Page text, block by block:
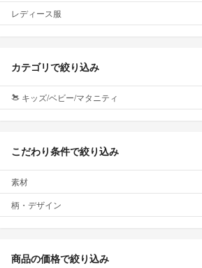
レディース服
カテゴリで絞り込み
キッズ/ベビー/マタニティ
こだわり条件で絞り込み
素材
柄・デザイン
商品の価格で絞り込み